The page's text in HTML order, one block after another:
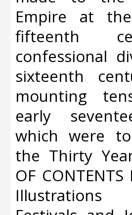
Empire at
fifteenth
confessional
sixteenth
mounting
early
which were
the Thirty
OF
Illustrations